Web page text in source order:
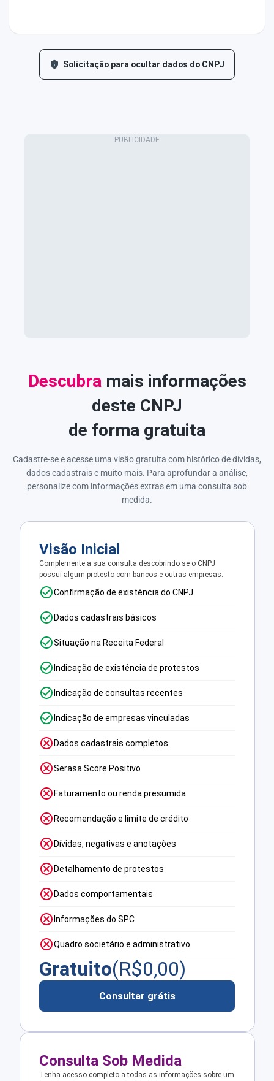
Solicitação para ocultar dados do CNPJ
Descubra mais informações
deste CNPJ
de forma gratuita
Cadastre-se e acesse uma visão gratuita com histórico de dívidas,
dados cadastrais e muito mais. Para aprofundar a análise,
personalize com informações extras em uma consulta sob
medida.
Visão Inicial
Complemente a sua consulta descobrindo se o CNPJ
possui algum protesto com bancos e outras empresas.
Confirmação de existência do CNPJ
Dados cadastrais básicos
Situação na Receita Federal
Indicação de existência de protestos
Indicação de consultas recentes
Indicação de empresas vinculadas
Dados cadastrais completos
Serasa Score Positivo
Faturamento ou renda presumida
Recomendação e limite de crédito
Dívidas, negativas e anotações
Detalhamento de protestos
Dados comportamentais
Informações do SPC
Quadro societário e administrativo
Gratuito(R$0,00)
Consultar grátis
Consulta Sob Medida
Tenha acesso completo a todas as informações sobre um